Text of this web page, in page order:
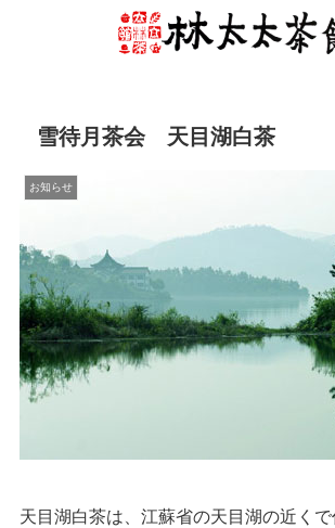
雪待月茶会 天目湖白茶
お知らせ
天目湖白茶は、江蘇省の天目湖の近く